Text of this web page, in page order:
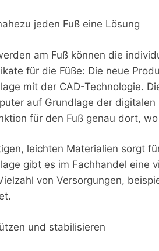
jeden Fuß eine Lösung
am Fuß können die
für die Füße: Die neue
mit der CAD-Technologie.
auf Grundlage der
für den Fuß genau dort,
leichten Materialien sorgt
gibt es im Fachhandel eine
von Versorgungen,
und stabilisieren